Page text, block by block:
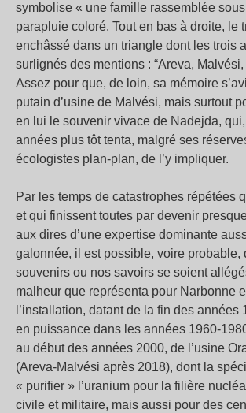
symbolise « une famille rassemblée
parapluie coloré. Tout en bas à droite, le
enchâssé dans un triangle dont les trois
surlignés des mentions : “Areva, Malvési,
Assez pour que, de loin, sa mémoire
putain d’usine de Malvési, mais surtout
en lui le souvenir vivace de Nadejda,
années plus tôt tenta, malgré ses
écologistes plan-plan, de l’y impliquer.
Par les temps de catastrophes répétées
et qui finissent toutes par devenir
aux dires d’une expertise dominante
galonnée, il est possible, voire probable,
souvenirs ou nos savoirs se soient
malheur que représenta pour Narbonne
l’installation, datant de la fin des années
en puissance dans les années 1960-
au début des années 2000, de l’usine
(Areva-Malvési après 2018), dont la
« purifier » l’uranium pour la filière
civile et militaire, mais aussi pour des